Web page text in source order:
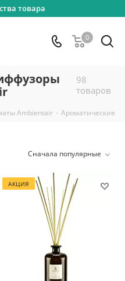
товара
0
98
товаров
Ambientair - Ароматические
Сначала популярные
АКЦИЯ